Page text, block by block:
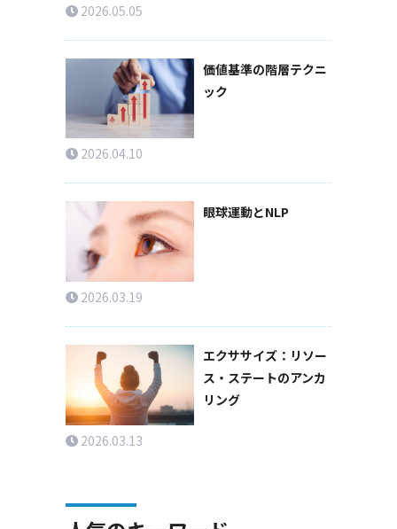
2026.05.05
価値基準の階層テクニ
ック
2026.04.10
眼球運動とNLP
2026.03.19
エクササイズ：リソー
ス・ステートのアンカ
リング
2026.03.13